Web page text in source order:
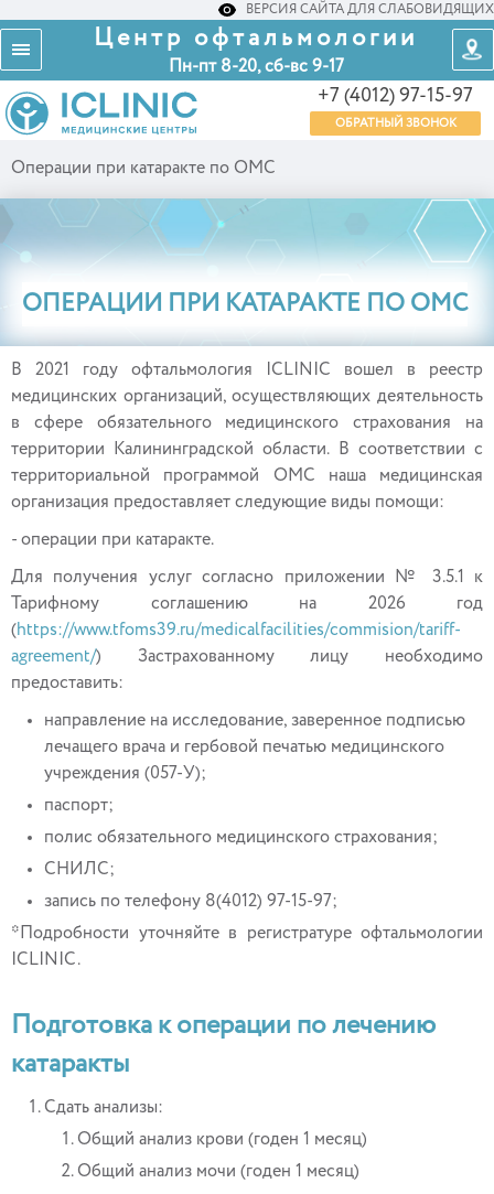
ВЕРСИЯ САЙТА ДЛЯ СЛАБОВИДЯЩИХ
Центр офтальмологии
Пн-пт 8-20, сб-вс 9-17
+7 (4012) 97-15-97
ОБРАТНЫЙ ЗВОНОК
Операции при катаракте по ОМС
ОПЕРАЦИИ ПРИ КАТАРАКТЕ ПО ОМС
В 2021 году офтальмология ICLINIC вошел в реестр
медицинских организаций, осуществляющих деятельность
в сфере обязательного медицинского страхования на
территории Калининградской области. В соответствии с
территориальной программой ОМС наша медицинская
организация предоставляет следующие виды помощи:
- операции при катаракте.
Для получения услуг согласно приложении № 3.5.1 к
Тарифному соглашению на 2026 год
(https://www.tfoms39.ru/medicalfacilities/commision/tariff-
agreement/) Застрахованному лицу необходимо
предоставить:
направление на исследование, заверенное подписью
лечащего врача и гербовой печатью медицинского
учреждения (057-У);
паспорт;
полис обязательного медицинского страхования;
СНИЛС;
запись по телефону 8(4012) 97-15-97;
*Подробности уточняйте в регистратуре офтальмологии
ICLINIC.
Подготовка к операции по лечению
катаракты
Сдать анализы:
Общий анализ крови (годен 1 месяц)
Общий анализ мочи (годен 1 месяц)